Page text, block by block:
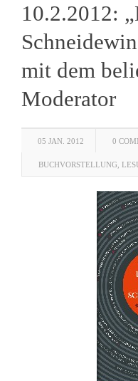
10.2.2012:
mit dem
Moderator
05 JAN. 2012 0
BUCHVORSTELLUNG